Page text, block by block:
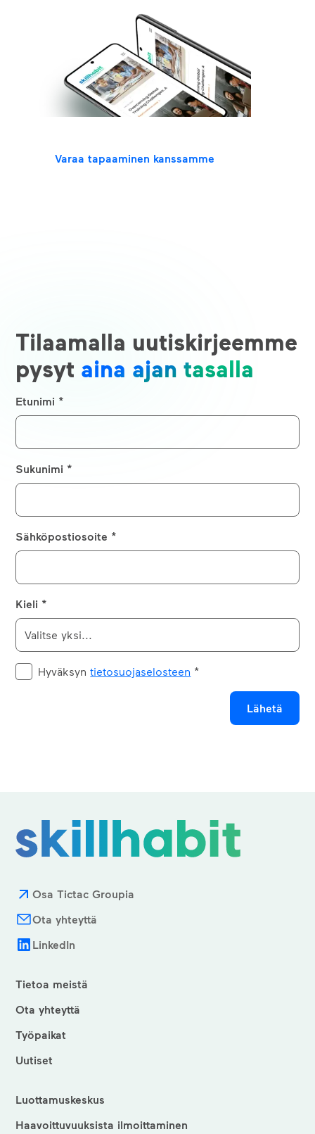
Haluatko tietää
lisää
ratkaisuistamme?
Tavataan!
Varaa tapaaminen kanssamme
Tilaamalla uutiskirjeemme
pysyt aina ajan tasalla
Etunimi *
Sukunimi *
Sähköpostiosoite *
Kieli *
Hyväksyntietosuojaselosteen *
Osa Tictac Groupia
Ota yhteyttä
LinkedIn
Tietoa meistä
Ota yhteyttä
Työpaikat
Uutiset
Luottamuskeskus
Haavoittuvuuksista ilmoittaminen